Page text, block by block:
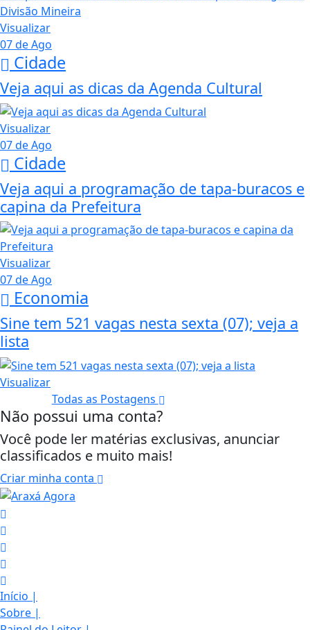
Visualizar
07 de Ago
Cidade
Veja aqui as dicas da Agenda Cultural
Visualizar
07 de Ago
Cidade
Veja aqui a programação de tapa-buracos e
capina da Prefeitura
Visualizar
07 de Ago
Economia
Sine tem 521 vagas nesta sexta (07); veja a
lista
Visualizar
Todas as Postagens
Não possui uma conta?
Você pode ler matérias exclusivas, anunciar
classificados e muito mais!
Criar minha conta
Início |
Sobre |